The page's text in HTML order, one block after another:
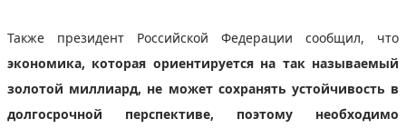
Также президент Российской Федерации сообщил, что
экономика, которая ориентируется на так называемый
золотой миллиард, не может сохранять устойчивость в
долгосрочной перспективе, поэтому необходимо